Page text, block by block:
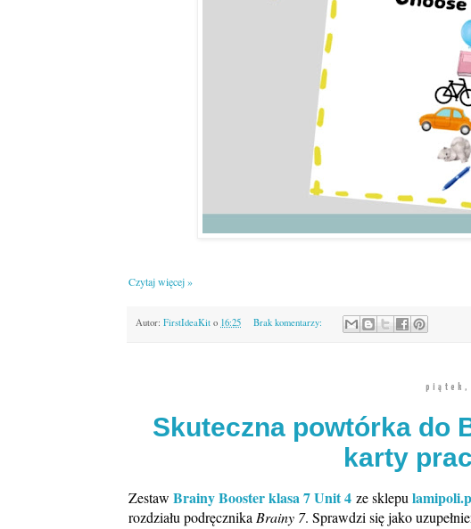
Czytaj więcej »
Autor: FirstIdeaKit o 16:25 Brak komentarzy:
piątek,
Skuteczna powtórka do
karty
Zestaw Brainy Booster klasa 7 Unit 4 ze sklepu
rozdziału podręcznika Brainy 7. Sprawdzi się jako